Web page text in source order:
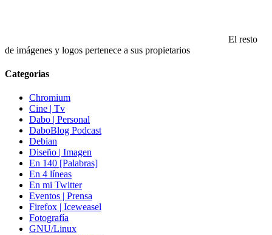
El resto
de imágenes y logos pertenece a sus propietarios
Categorias
Chromium
Cine | Tv
Dabo | Personal
DaboBlog Podcast
Debian
Diseño | Imagen
En 140 [Palabras]
En 4 líneas
En mi Twitter
Eventos | Prensa
Firefox | Iceweasel
Fotografía
GNU/Linux